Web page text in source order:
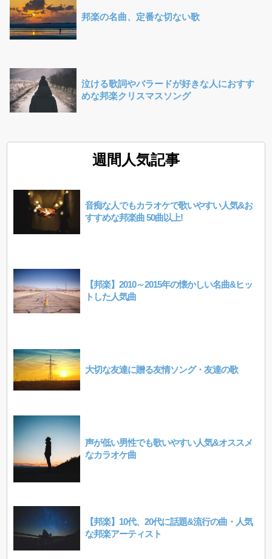
邦楽の名曲、定番な切ない歌
泣ける歌詞やバラードが好きな人におすす
めな邦楽クリスマスソング
週間人気記事
音痴な人でもカラオケで歌いやすい人気&お
すすめな邦楽曲 50曲以上!
【邦楽】2010～2015年の懐かしい名曲&ヒッ
トした人気曲
大切な友達に贈る友情ソング・友達の歌
声が低い男性でも歌いやすい人気&オススメ
なカラオケ曲
【邦楽】10代、20代に話題&流行の曲・人気
な邦楽アーティスト